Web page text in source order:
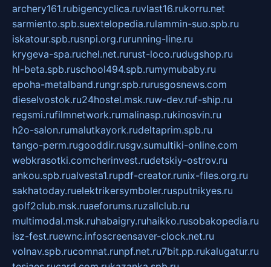
archery161.rubigencyclica.ruvlast16.rukorru.net
sarmiento.spb.suextelopedia.rulammin-suo.spb.ru
iskatour.spb.rusnpi.org.rurunning-line.ru
krygeva-spa.ruchel.net.rurust-loco.rudugshop.ru
hl-beta.spb.ruschool494.spb.rumymubaby.ru
epoha-metalband.rungr.spb.rurusgosnews.com
dieselvostok.ru24hostel.msk.ruw-dev.ruf-ship.ru
regsmi.rufilmnetwork.rumalinasp.rukinosvin.ru
h2o-salon.rumalutkayork.rudeltaprim.spb.ru
tango-perm.rugooddir.rusgv.sumultiki-online.com
webkrasotki.comcherinvest.rudetskiy-ostrov.ru
ankou.spb.rualvesta1.rupdf-creator.runix-files.org.ru
sakhatoday.ruelektrikersymboler.rusputnikyes.ru
golf2club.msk.ruaeforums.ruzallclub.ru
multimodal.msk.ruhabaigry.ruhaikko.rusobakopedia.ru
isz-fest.ruewnc.infoscreensaver-clock.net.ru
volnav.spb.rucomnat.runpf.net.ru7bit.pp.rukalugatur.ru